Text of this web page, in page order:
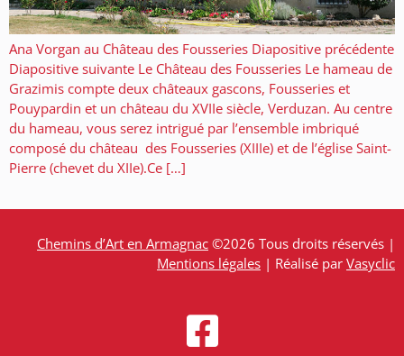
Ana Vorgan au Château des Fousseries Diapositive précédente
Diapositive suivante Le Château des Fousseries Le hameau de
Grazimis compte deux châteaux gascons, Fousseries et
Pouypardin et un château du XVIIe siècle, Verduzan. Au centre
du hameau, vous serez intrigué par l’ensemble imbriqué
composé du château des Fousseries (XIIIe) et de l’église Saint-
Pierre (chevet du XIIe).Ce […]
Chemins d’Art en Armagnac ©2026 Tous droits réservés |
Mentions légales | Réalisé par Vasyclic